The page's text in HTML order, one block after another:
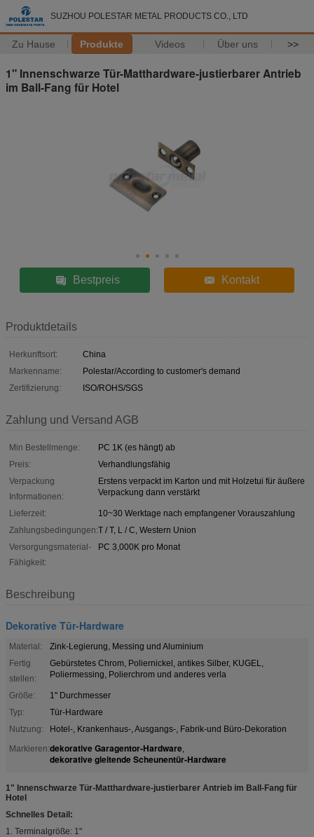
SUZHOU POLESTAR METAL PRODUCTS CO., LTD
Zu Hause Produkte Videos Über uns >>
1" Innenschwarze Tür-Matthardware-justierbarer Antrieb
im Ball-Fang für Hotel
Bestpreis Kontakt
Produktdetails
Herkunftsort:
China
Markenname:
Polestar/According to customer's demand
Zertifizierung:
ISO/ROHS/SGS
Zahlung und Versand AGB
Min Bestellmenge:
PC 1K (es hängt) ab
Preis:
Verhandlungsfähig
Verpackung
Informationen:
Erstens verpackt im Karton und mit Holzetui für äußere
Verpackung dann verstärkt
Lieferzeit:
10~30 Werktage nach empfangener Vorauszahlung
Zahlungsbedingungen:T / T, L / C, Western Union
Versorgungsmaterial-
Fähigkeit:
PC 3,000K pro Monat
Beschreibung
Dekorative Tür-Hardware
Material:
Zink-Legierung, Messing und Aluminium
Fertig
stellen:
Gebürstetes Chrom, Poliernickel, antikes Silber, KUGEL,
Poliermessing, Polierchrom und anderes verla
Größe:
1" Durchmesser
Typ:
Tür-Hardware
Nutzung:
Hotel-, Krankenhaus-, Ausgangs-, Fabrik-und Büro-Dekoration
Markieren:dekorative Garagentor-Hardware,
dekorative gleitende Scheunentür-Hardware
1" Innenschwarze Tür-Matthardware-justierbarer Antrieb im Ball-Fang für
Hotel
Schnelles Detail:
1. Terminalgröße: 1"